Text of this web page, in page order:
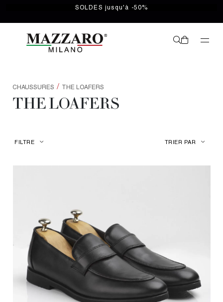
SOLDES jusqu'à -50%
CHAUSSURES / THE LOAFERS
THE LOAFERS
FILTRE TRIER PAR